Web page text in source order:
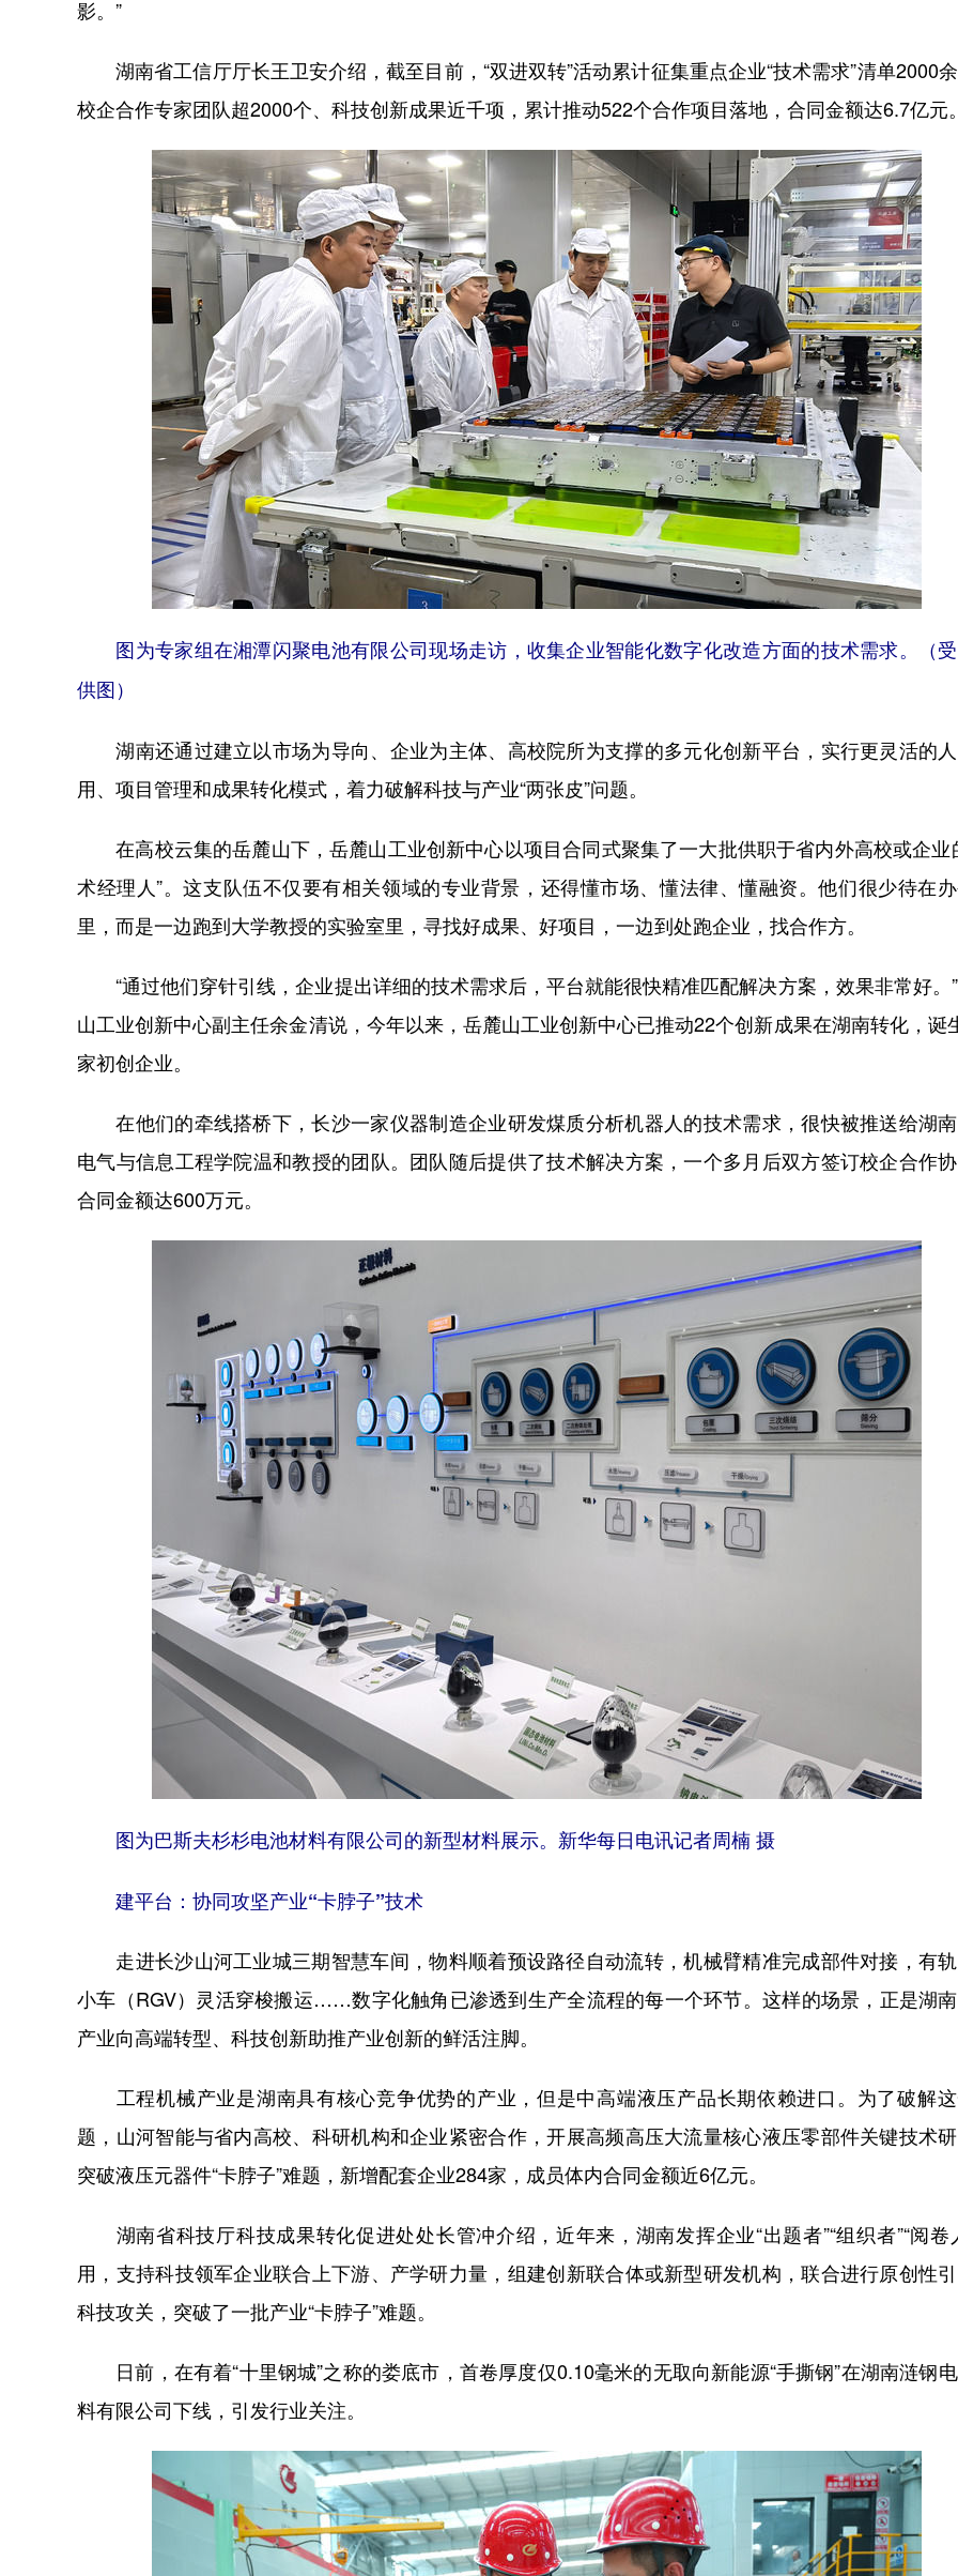
影。”
湖南省工信厅厅长王卫安介绍，截至目前，“双进双转”活动累计征集重点企业“技术需求”清单2000
校企合作专家团队超2000个、科技创新成果近千项，累计推动522个合作项目落地，合同金额达6.7亿元
图为专家组在湘潭闪聚电池有限公司现场走访，收集企业智能化数字化改造方面的技术需求。（
供图）
湖南还通过建立以市场为导向、企业为主体、高校院所为支撑的多元化创新平台，实行更灵活的
用、项目管理和成果转化模式，着力破解科技与产业“两张皮”问题。
在高校云集的岳麓山下，岳麓山工业创新中心以项目合同式聚集了一大批供职于省内外高校或企业
术经理人”。这支队伍不仅要有相关领域的专业背景，还得懂市场、懂法律、懂融资。他们很少待在
里，而是一边跑到大学教授的实验室里，寻找好成果、好项目，一边到处跑企业，找合作方。
“通过他们穿针引线，企业提出详细的技术需求后，平台就能很快精准匹配解决方案，效果非常好。
山工业创新中心副主任余金清说，今年以来，岳麓山工业创新中心已推动22个创新成果在湖南转化，诞
家初创企业。
在他们的牵线搭桥下，长沙一家仪器制造企业研发煤质分析机器人的技术需求，很快被推送给湖
电气与信息工程学院温和教授的团队。团队随后提供了技术解决方案，一个多月后双方签订校企合作
合同金额达600万元。
图为巴斯夫杉杉电池材料有限公司的新型材料展示。新华每日电讯记者周楠 摄
建平台：协同攻坚产业“卡脖子”技术
走进长沙山河工业城三期智慧车间，物料顺着预设路径自动流转，机械臂精准完成部件对接，有
小车（RGV）灵活穿梭搬运……数字化触角已渗透到生产全流程的每一个环节。这样的场景，正是湖
产业向高端转型、科技创新助推产业创新的鲜活注脚。
工程机械产业是湖南具有核心竞争优势的产业，但是中高端液压产品长期依赖进口。为了破解
题，山河智能与省内高校、科研机构和企业紧密合作，开展高频高压大流量核心液压零部件关键技术
突破液压元器件“卡脖子”难题，新增配套企业284家，成员体内合同金额近6亿元。
湖南省科技厅科技成果转化促进处处长管冲介绍，近年来，湖南发挥企业“出题者”“组织者”“阅卷
用，支持科技领军企业联合上下游、产学研力量，组建创新联合体或新型研发机构，联合进行原创性
科技攻关，突破了一批产业“卡脖子”难题。
日前，在有着“十里钢城”之称的娄底市，首卷厚度仅0.10毫米的无取向新能源“手撕钢”在湖南涟钢
料有限公司下线，引发行业关注。